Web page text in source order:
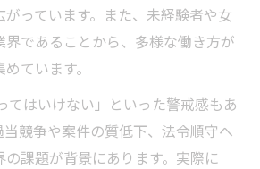
っています。また、未経験者や女
であることから、多様な働き方が
ています。
てはいけない」といった警戒感もあ
当競争や案件の質低下、法令順守へ
課題が背景にあります。実際に